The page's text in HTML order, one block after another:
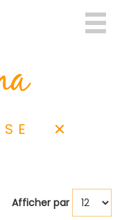
Afficher par